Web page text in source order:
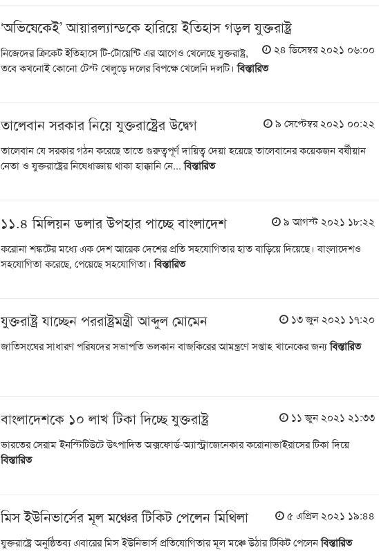
‘অভিষেকেই’ আয়ারল্যান্ডকে হারিয়ে ইতিহাস গড়ল যুক্তরাষ্ট্র
২৪ ডিসেম্বর ২০২১ ০৬:০০
নিজেদের ক্রিকেট ইতিহাসে টি-টোয়েন্টি এর আগেও খেলেছে যুক্তরাষ্ট্র,
তবে কখনোই কোনো টেস্ট খেলুড়ে দলের বিপক্ষে খেলেনি দলটি।বিস্তারিত
তালেবান সরকার নিয়ে যুক্তরাষ্ট্রের উদ্বেগ
৯ সেপ্টেম্বর ২০২১ ০০:২২
তালেবান যে সরকার গঠন করেছে তাতে গুরুত্বপূর্ণ দায়িত্ব দেয়া হয়েছে তালেবানের কয়েকজন বর্ষীয়ান
নেতা ও যুক্তরাষ্ট্রের নিষেধাজ্ঞায় থাকা হাক্কানি নে...বিস্তারিত
১১.৪ মিলিয়ন ডলার উপহার পাচ্ছে বাংলাদেশ
৯ আগস্ট ২০২১ ১৮:২২
করোনা শঙ্কটের মধ্যে এক দেশ আরেক দেশের প্রতি সহযোগিতার হাত বাড়িয়ে দিয়েছে। বাংলাদেশও
সহযোগিতা করেছে, পেয়েছে সহযোগিতা।বিস্তারিত
যুক্তরাষ্ট্র যাচ্ছেন পররাষ্ট্রমন্ত্রী আব্দুল মোমেন
১৩ জুন ২০২১ ১৭:২০
জাতিসংঘের সাধারণ পরিষদের সভাপতি ভলকান বাজকিরের আমন্ত্রণে সপ্তাহ খানেকের জন্যবিস্তারিত
বাংলাদেশকে ১০ লাখ টিকা দিচ্ছে যুক্তরাষ্ট্র
১১ জুন ২০২১ ২১:৩৩
ভারতের সেরাম ইনস্টিটিউটে উৎপাদিত অক্সফোর্ড-অ্যাস্ট্রাজেনেকার করোনাভাইরাসের টিকা দিয়ে
বিস্তারিত
মিস ইউনিভার্সের মূল মঞ্চের টিকিট পেলেন মিথিলা
৫ এপ্রিল ২০২১ ১৯:৪৪
যুক্তরাষ্ট্রে অনুষ্ঠিতব্য এবারের মিস ইউনিভার্স প্রতিযোগিতার মূল মঞ্চে উঠার টিকিট পেলেনবিস্তারিত